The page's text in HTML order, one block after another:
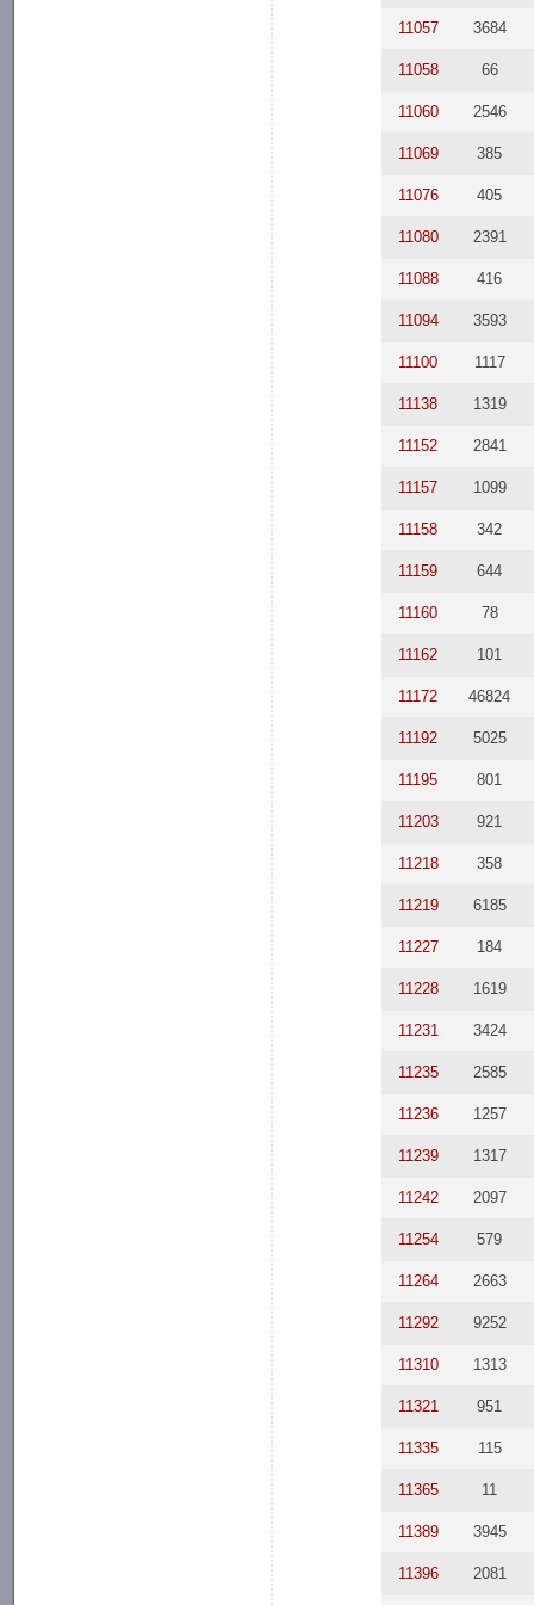
11057 3684
11058 66
11060 2546
11069 385
11076 405
11080 2391
11088 416
11094 3593
11100 1117
11138 1319
11152 2841
11157 1099
11158 342
11159 644
11160 78
11162 101
11172 46824
11192 5025
11195 801
11203 921
11218 358
11219 6185
11227 184
11228 1619
11231 3424
11235 2585
11236 1257
11239 1317
11242 2097
11254 579
11264 2663
11292 9252
11310 1313
11321 951
11335 115
11365 11
11389 3945
11396 2081